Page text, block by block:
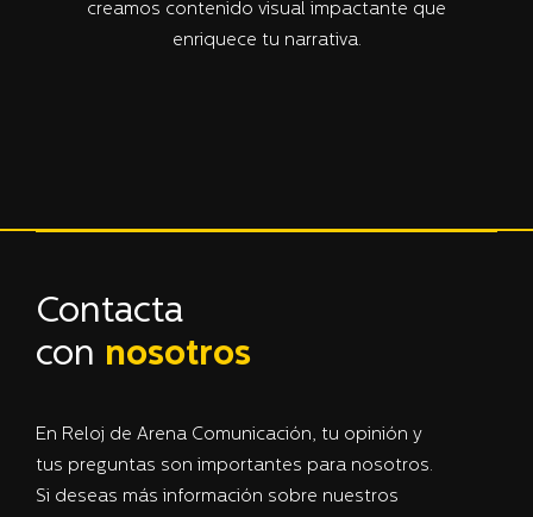
creamos contenido visual impactante que
enriquece tu narrativa.
Contacta
con nosotros
En Reloj de Arena Comunicación, tu opinión y
tus preguntas son importantes para nosotros.
Si deseas más información sobre nuestros